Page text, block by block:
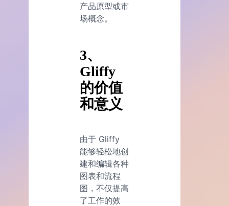
产品原型或市
场概念。
3、
Gliffy
的价值
和意义
由于 Gliffy
能够轻松地创
建和编辑各种
图表和流程
图，不仅提高
了工作的效